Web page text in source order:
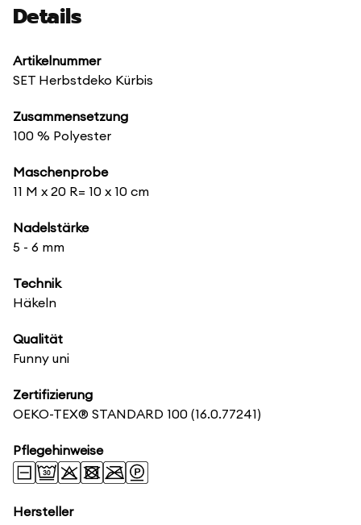
Details
Artikelnummer
SET Herbstdeko Kürbis
Zusammensetzung
100 % Polyester
Maschenprobe
11 M x 20 R= 10 x 10 cm
Nadelstärke
5 - 6 mm
Technik
Häkeln
Qualität
Funny uni
Zertifizierung
OEKO-TEX® STANDARD 100 (16.0.77241)
Pflegehinweise
Hersteller